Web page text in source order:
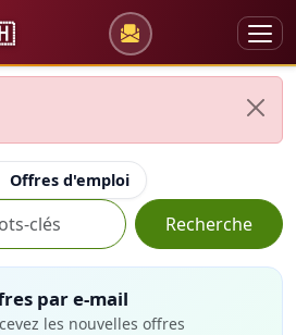
Offres d'emploi
Recherche
par e-mail
les nouvelles offres